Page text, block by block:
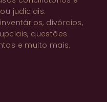
judiciais.
inventários, divórcios,
, questões
e muito mais.